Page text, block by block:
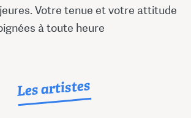
Votre tenue et votre attitude
à toute heure
Les artistes